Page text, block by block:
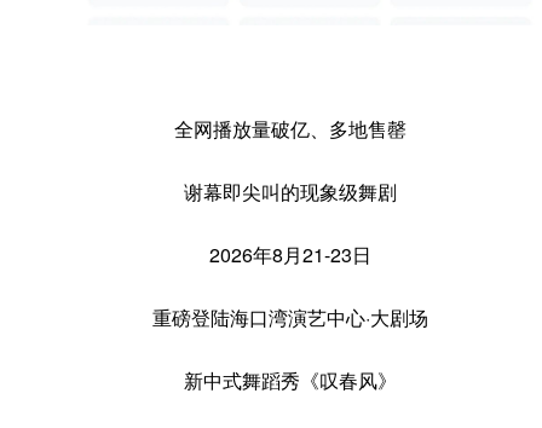
全网播放量破亿、多地售罄
谢幕即尖叫的现象级舞剧
2026年8月21-23日
重磅登陆海口湾演艺中心·大剧场
新中式舞蹈秀《叹春风》